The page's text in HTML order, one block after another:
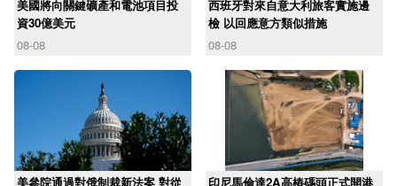
美國將向關鍵礦產和電池項目投
資30億美元
08-08
西班牙對來自意大利旅客實施邊
檢 以回應意方類似措施
08-08
美參院通過對俄制裁新法案 對從 印尼馬倫達2A高樁碼頭正式開港